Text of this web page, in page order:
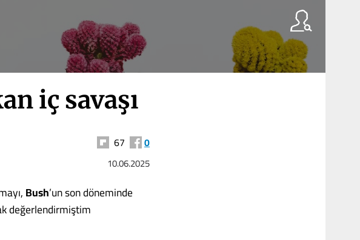
iç savaşı
67 0
10.06.2025
Bush’un son döneminde
değerlendirmiştim